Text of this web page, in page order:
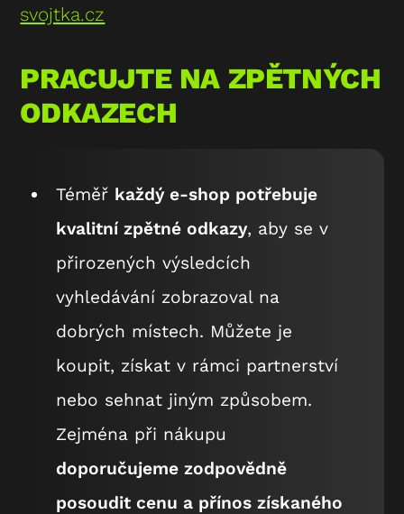
svojtka.cz
PRACUJTE NA ZPĚTNÝCH
ODKAZECH
Téměř každý e-shop potřebuje
kvalitní zpětné odkazy, aby se v
přirozených výsledcích
vyhledávání zobrazoval na
dobrých místech. Můžete je
koupit, získat v rámci partnerství
nebo sehnat jiným způsobem.
Zejména při nákupu
doporučujeme zodpovědně
posoudit cenu a přínos získaného